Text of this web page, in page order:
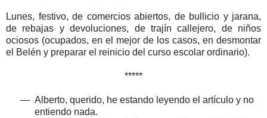
Lunes, festivo, de comercios abiertos, de bullicio y jarana,
de rebajas y devoluciones, de trajín callejero, de niños
ociosos (ocupados, en el mejor de los casos, en desmontar
el Belén y preparar el reinicio del curso escolar ordinario).
*****
— Alberto, querido, he estando leyendo el artículo y no
entiendo nada.